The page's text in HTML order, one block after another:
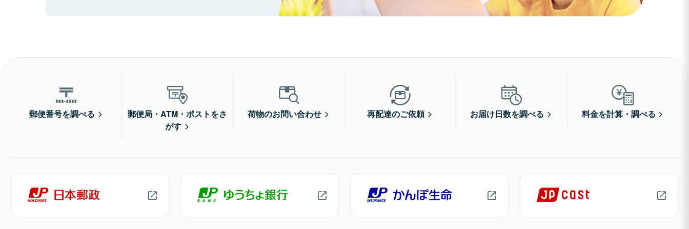
郵便番号を調べる
郵便局・ATM・ポストをさ
がす
荷物のお問い合わせ 再配達のご依頼 お届け日数を調べる 料金を計算・調べる